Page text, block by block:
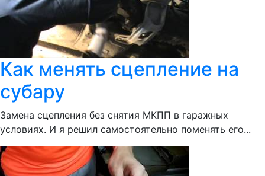
Как менять сцепление на
субару
Замена сцепления без снятия МКПП в гаражных
условиях. И я решил самостоятельно поменять его...